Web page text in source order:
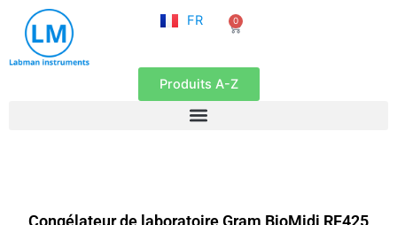
contenu
FR
EN
0
Panier
Produits A-Z
Congélateur de laboratoire Gram BioMidi RF425